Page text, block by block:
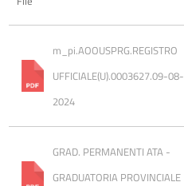
m_pi.AOOUSPRG.REGISTRO
UFFICIALE(U).0003627.09-08-
2024
GRAD. PERMANENTI ATA -
GRADUATORIA PROVINCIALE